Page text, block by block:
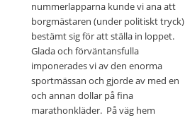
nummerlapparna kunde vi ana att
borgmästaren (under politiskt tryck)
bestämt sig för att ställa in loppet.
Glada och förväntansfulla
imponerades vi av den enorma
sportmässan och gjorde av med en
och annan dollar på fina
marathonkläder. På väg hem